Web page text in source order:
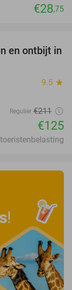
€28,75
41%
en ontbijt in
9.5 star
Regulier €211
€125
!